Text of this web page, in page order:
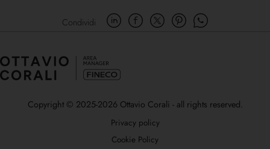
Condividi
Copyright © 2025-2026 Ottavio Corali - all rights reserved.
Privacy policy
Cookie Policy